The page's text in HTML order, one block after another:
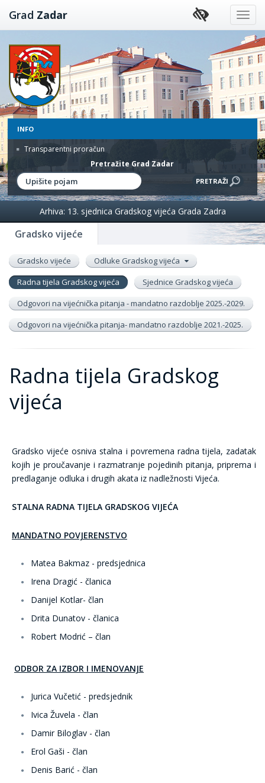
Preskoči
na
Grad Zadar
INFO
Transparentni proračun
Pretražite Grad Zadar
Gradsko vijeće
Arhiva: 13. sjednica Gradskog vijeća Grada Zadra
Gradsko vijeće
Odluke Gradskog vijeća
Radna tijela Gradskog vijeća
Sjednice Gradskog vijeća
Odgovori na vijećnička pitanja - mandatno razdoblje 2025.-2029.
Odgovori na vijećnička pitanja- mandatno razdoblje 2021.-2025.
Radna tijela Gradskog
vijeća
Gradsko vijeće osniva stalna i povremena radna tijela, zadatak
kojih je proučavanje i razmatranje pojedinih pitanja, priprema i
predlaganje odluka i drugih akata iz nadležnosti Vijeća.
STALNA RADNA TIJELA GRADSKOG VIJEĆA
MANDATNO POVJERENSTVO
Matea Bakmaz - predsjednica
Irena Dragić - članica
Danijel Kotlar- član
Drita Dunatov - članica
Robert Modrić – član
ODBOR ZA IZBOR I IMENOVANJE
Jurica Vučetić - predsjednik
Ivica Žuvela - član
Damir Biloglav - član
Erol Gaši - član
Denis Barić - član